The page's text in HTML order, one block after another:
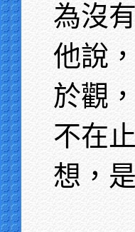
為沒
他說
於觀
不在
想，